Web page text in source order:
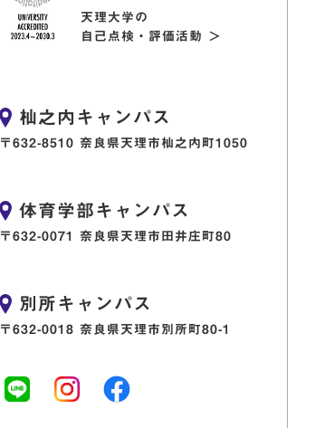
天理大学の
自己点検・評価活動 ＞
杣之内キャンパス
〒632-8510 奈良県天理市杣之内町1050
体育学部キャンパス
〒632-0071 奈良県天理市田井庄町80
別所キャンパス
〒632-0018 奈良県天理市別所町80-1